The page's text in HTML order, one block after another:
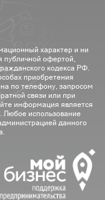
характер и ни
публичной офертой,
кодекса РФ.
приобретения
по телефону, запросом
связи или при
информация является
Любое использование
данного